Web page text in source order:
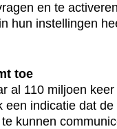
en te
hun instellingen
toe
al 110 miljoen
een indicatie dat
kunnen